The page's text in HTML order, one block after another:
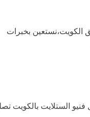
فنيو الستلايت